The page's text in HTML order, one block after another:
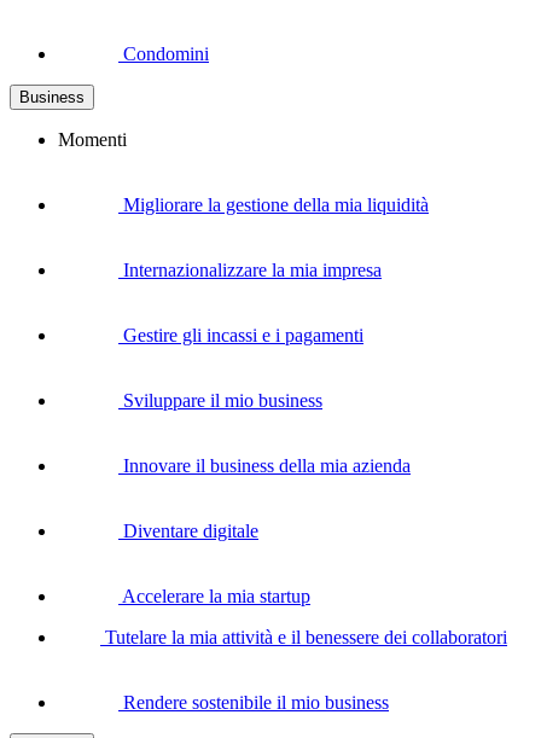
Condomini
Business
Momenti
Migliorare la gestione della mia liquidità
Internazionalizzare la mia impresa
Gestire gli incassi e i pagamenti
Sviluppare il mio business
Innovare il business della mia azienda
Diventare digitale
Accelerare la mia startup
Tutelare la mia attività e il benessere dei collaboratori
Rendere sostenibile il mio business